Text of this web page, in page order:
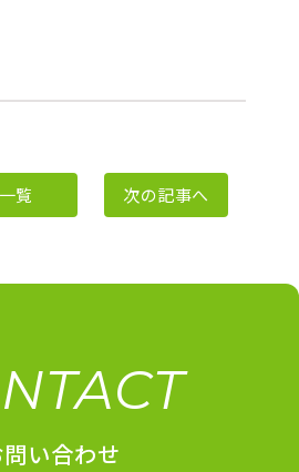
一覧 次の記事へ
問い合わせ